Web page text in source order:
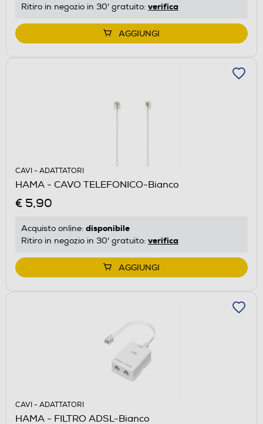
Ritiro in negozio in 30' gratuito: verifica
AGGIUNGI
CAVI - ADATTATORI
HAMA - CAVO TELEFONICO-Bianco
€ 5,90
Acquisto online: disponibile
Ritiro in negozio in 30' gratuito: verifica
AGGIUNGI
CAVI - ADATTATORI
HAMA - FILTRO ADSL-Bianco